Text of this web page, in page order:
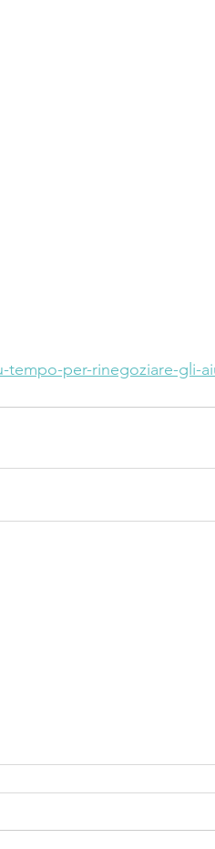
per-rinegoziare-gli-